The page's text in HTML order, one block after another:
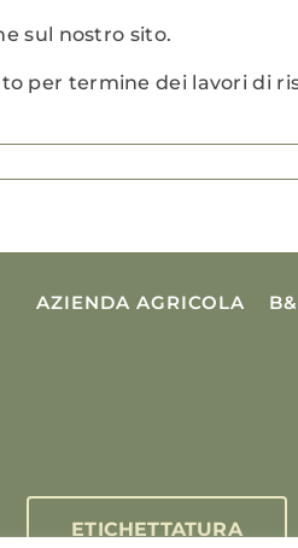
sul nostro sito.
per termine dei lavori di
AZIENDA AGRICOLA
ETICHETTATURA